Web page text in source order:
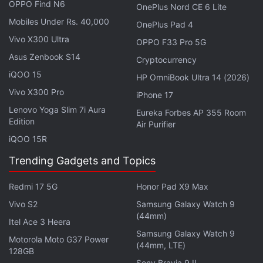
logiciel, au cours duquel il a bénéficié de trois mises
à jour majeures du système d'exploitation et de
quatre années de mises à jour logicielles.
L'entreprise indique que la dernière mise à jour du
Nothing Phone 1 apporte des améliorations
générales, ainsi que diverses corrections de
bogues. La dernière version du firmware
améliorerait également la « stabilité globale du
système ». De plus, le Nothing Phone 1 reçoit
également le dernier correctif de sécurité de juillet
consommer davantage d'énergie et devenir plus
chaud pendant l'installation. Les performances
reviendront à la normale une fois la mise à jour
terminée. »
OPPO Find N6
Mobiles Under Rs. 40,000
Vivo X300 Ultra
Asus Zenbook S14
iQOO 15
Vivo X300 Pro
Lenovo Yoga Slim 7i Aura
Edition
iQOO 15R
OnePlus Nord CE 6 Lite
OnePlus Pad 4
OPPO F33 Pro 5G
Cryptocurrency
HP OmniBook Ultra 14 (2026)
iPhone 17
Eureka Forbes AP 355 Room
Air Purifier
Trending Gadgets and Topics
Redmi 17 5G
Vivo S2
Itel Ace 3 Heera
Motorola Moto G37 Power
128GB
Honor Pad X9 Max
Samsung Galaxy Watch 9
(44mm)
Samsung Galaxy Watch 9
(44mm, LTE)